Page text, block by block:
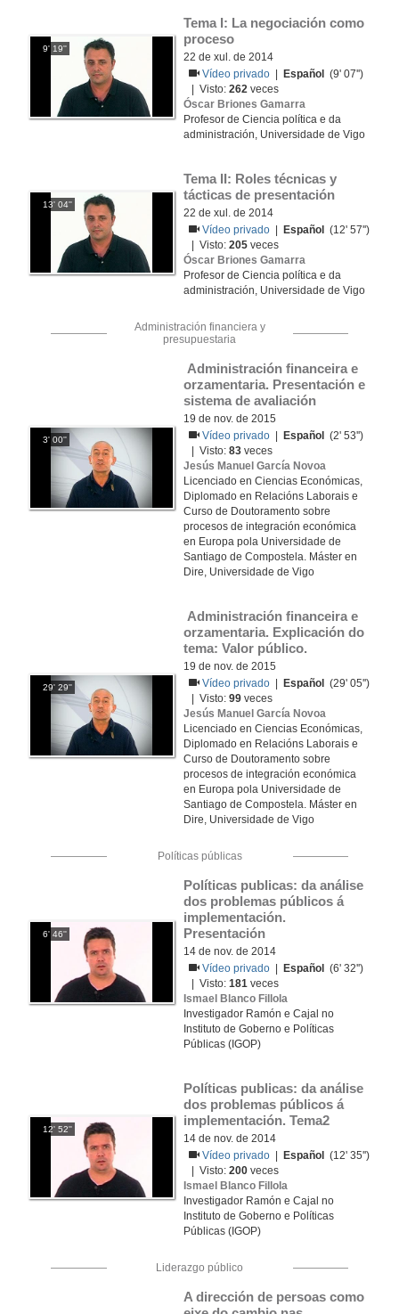
9' 19''
Tema I: La negociación como
proceso
22 de xul. de 2014
Vídeo privado
Español
(9' 07'')
| Visto:262 veces
Óscar Briones Gamarra
Profesor de Ciencia política e da
administración, Universidade de Vigo
13' 04''
Tema II: Roles técnicas y
tácticas de presentación
22 de xul. de 2014
Vídeo privado
Español
(12' 57'')
| Visto:205 veces
Óscar Briones Gamarra
Profesor de Ciencia política e da
administración, Universidade de Vigo
Administración financiera y
presupuestaria
3' 00''
orzamentaria. Presentación e
sistema de avaliación
19 de nov. de 2015
Vídeo privado
Español
(2' 53'')
| Visto:83 veces
Jesús Manuel García Novoa
Licenciado en Ciencias Económicas,
Diplomado en Relacións Laborais e
Curso de Doutoramento sobre
procesos de integración económica
en Europa pola Universidade de
Santiago de Compostela. Máster en
Dire, Universidade de Vigo
29' 29''
orzamentaria. Explicación do
tema: Valor público.
19 de nov. de 2015
Vídeo privado
Español
(29' 05'')
| Visto:99 veces
Jesús Manuel García Novoa
Licenciado en Ciencias Económicas,
Diplomado en Relacións Laborais e
Curso de Doutoramento sobre
procesos de integración económica
en Europa pola Universidade de
Santiago de Compostela. Máster en
Dire, Universidade de Vigo
Políticas públicas
6' 46''
Políticas publicas: da análise
dos problemas públicos á
implementación.
Presentación
14 de nov. de 2014
Vídeo privado
Español
(6' 32'')
| Visto:181 veces
Ismael Blanco Fillola
Investigador Ramón e Cajal no
Instituto de Goberno e Políticas
Públicas (IGOP)
12' 52''
Políticas publicas: da análise
dos problemas públicos á
implementación. Tema2
14 de nov. de 2014
Vídeo privado
Español
(12' 35'')
| Visto:200 veces
Ismael Blanco Fillola
Investigador Ramón e Cajal no
Instituto de Goberno e Políticas
Públicas (IGOP)
Liderazgo público
A dirección de persoas como